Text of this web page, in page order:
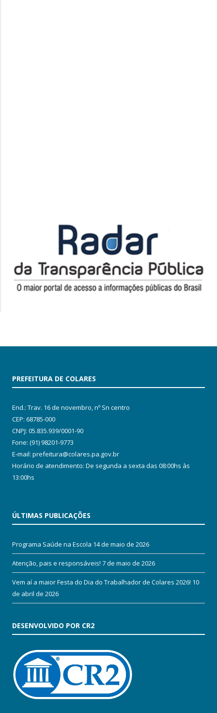
PREFEITURA DE COLARES
End.: Trav. 16 de novembro, nº Sn centro
CEP: 68785-000
CNPJ: 05.835.939/0001-90
Fone: (91) 98201-9773
E-mail: prefeitura@colares.pa.gov.br
Horário de atendimento: De segunda a sexta das 08:00hs às
13:00hs
ÚLTIMAS PUBLICAÇÕES
Programa Saúde na Escola 14 de maio de 2026
Atenção, pais e responsáveis! 7 de maio de 2026
Vem aí a maior Festa do Dia do Trabalhador de Colares 2026! 10
de abril de 2026
DESENVOLVIDO POR CR2